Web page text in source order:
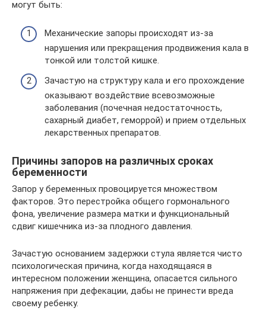
могут быть:
Механические запоры происходят из-за
нарушения или прекращения продвижения кала в
тонкой или толстой кишке.
Зачастую на структуру кала и его прохождение
оказывают воздействие всевозможные
заболевания (почечная недостаточность,
сахарный диабет, геморрой) и прием отдельных
лекарственных препаратов.
Причины запоров на различных сроках
беременности
Запор у беременных провоцируется множеством
факторов. Это перестройка общего гормонального
фона, увеличение размера матки и функциональный
сдвиг кишечника из-за плодного давления.
Зачастую основанием задержки стула является чисто
психологическая причина, когда находящаяся в
интересном положении женщина, опасается сильного
напряжения при дефекации, дабы не принести вреда
своему ребенку.